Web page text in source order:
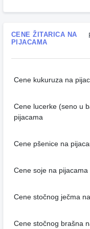
CENE ŽITARICA NA
PIJACAMA
Cene kukuruza na
Cene lucerke (seno u
pijacama
Cene pšenice na
Cene soje na pijacama
Cene stočnog ječma
Cene stočnog brašna